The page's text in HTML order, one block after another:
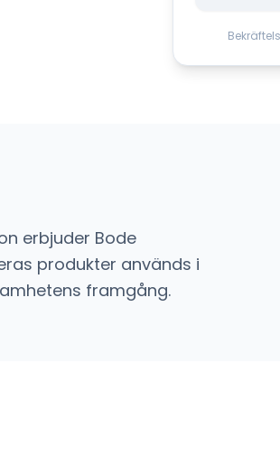
erbjuder Bode
produkter används i
framgång.